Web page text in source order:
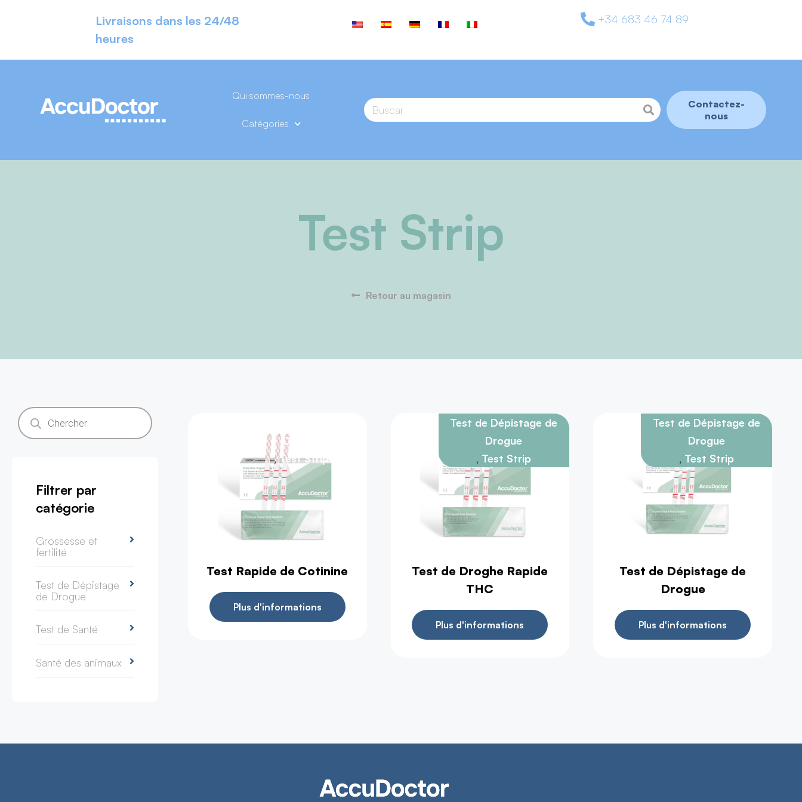
Livraisons dans les 24/48
heures
+34 683 46 74 89
Qui sommes-nous
Catégories
Contactez-
nous
Test Strip
Retour au magasin
Filtrer par
catégorie
Grossesse et
fertilité
Test de Dépistage
de Drogue
Test de Santé
Santé des animaux
Drogue
, Test Strip
Test Rapide de Cotinine
Plus d'informations
Test de Dépistage de
Drogue
, Test Strip
Test de Droghe Rapide
THC
Plus d'informations
Test de Dépistage de
Drogue
, Test Strip
Test de Dépistage de
Drogue
Plus d'informations